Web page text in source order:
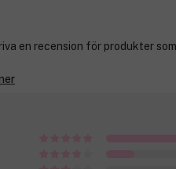
en recension för produkter